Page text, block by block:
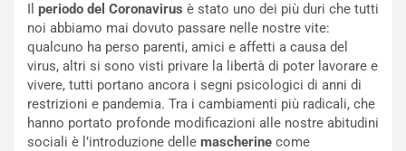
Il periodo del Coronavirus è stato uno dei più duri che tutti
noi abbiamo mai dovuto passare nelle nostre vite:
qualcuno ha perso parenti, amici e affetti a causa del
virus, altri si sono visti privare la libertà di poter lavorare e
vivere, tutti portano ancora i segni psicologici di anni di
restrizioni e pandemia. Tra i cambiamenti più radicali, che
hanno portato profonde modificazioni alle nostre abitudini
sociali è l’introduzione delle mascherine come